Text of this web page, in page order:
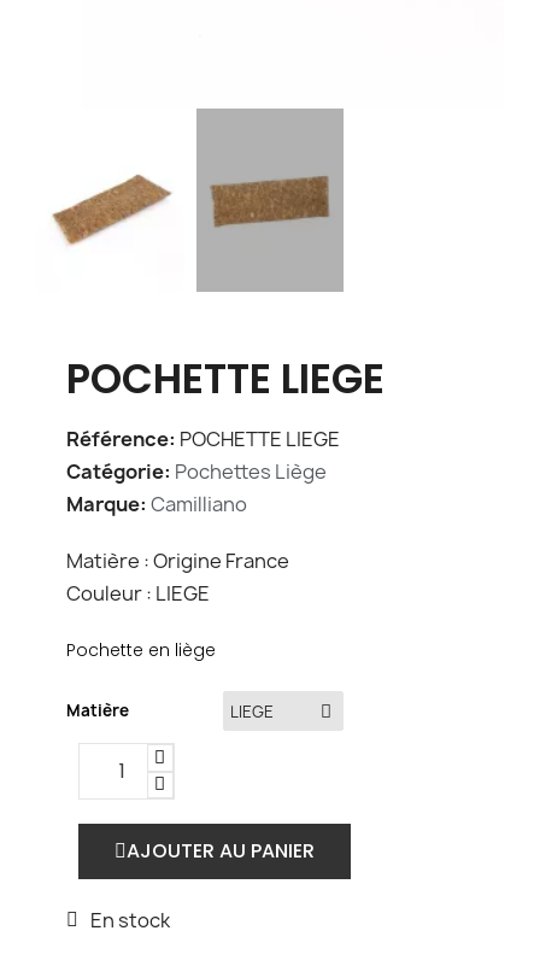
POCHETTE LIEGE
Référence POCHETTE LIEGE
Catégorie Pochettes Liège
Marque Camilliano
Matière : Origine France
Couleur : LIEGE
Pochette en liège
Matière
AJOUTER AU PANIER
En stock